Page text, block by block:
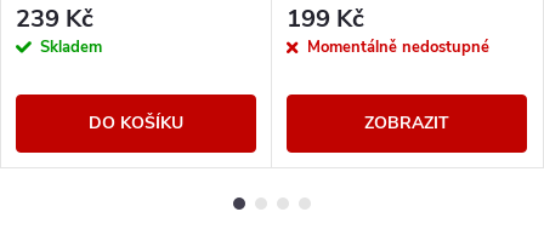
239 Kč
Skladem
DO KOŠÍKU
199 Kč
Momentálně nedostupné
ZOBRAZIT